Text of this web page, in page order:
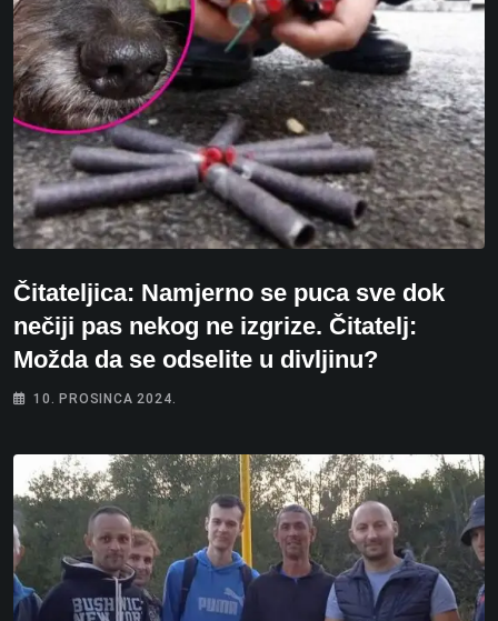
Čitateljica: Namjerno se puca sve dok
nečiji pas nekog ne izgrize. Čitatelj:
Možda da se odselite u divljinu?
10. PROSINCA 2024.